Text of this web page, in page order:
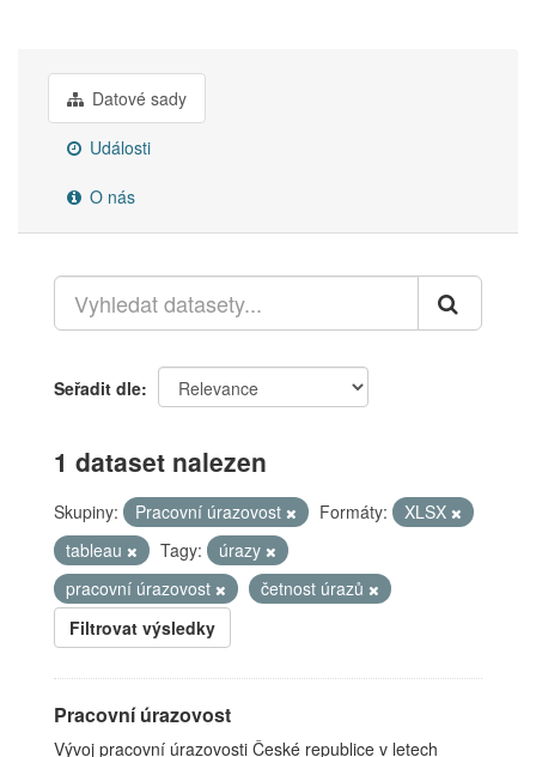
Datové sady
Události
O nás
Seřadit dle
1 dataset nalezen
Skupiny: Pracovní úrazovost Formáty:
XLSX
tableau
Tagy:
úrazy
pracovní úrazovost
četnost úrazů
Filtrovat výsledky
Pracovní úrazovost
Vývoj pracovní úrazovosti České republice v letech